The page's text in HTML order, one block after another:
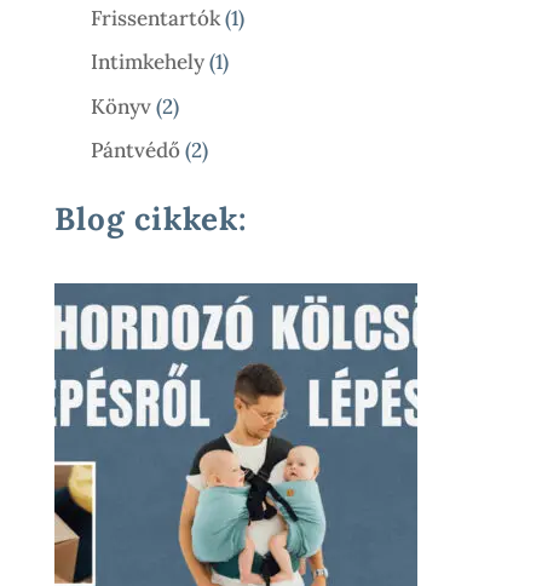
Termék
Frissentartók 11
Intimkehely 11
Könyv 22
Termék
Pántvédő 22
Blog cikkek: